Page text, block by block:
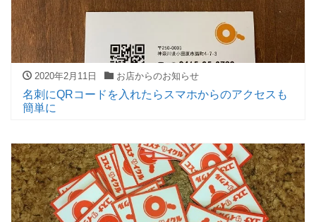
2020年2月11日 お店からのお知らせ
名刺にQRコードを入れたらスマホからのアクセスも
簡単に